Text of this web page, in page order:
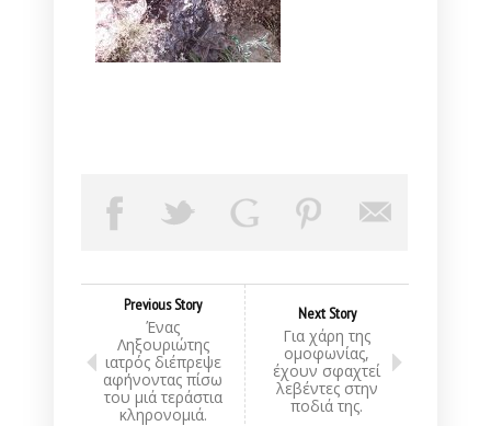
Previous Story
Ένας
Ληξουριώτης
ιατρός διέπρεψε
αφήνοντας πίσω
του μιά τεράστια
κληρονομιά.
Next Story
Για χάρη της
ομοφωνίας,
έχουν σφαχτεί
λεβέντες στην
ποδιά της.